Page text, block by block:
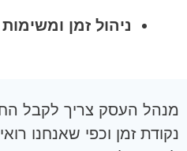
ניהול זמן ומשימות
מנהל העסק צריך לקבל
נקודת זמן וכפי שאנחנו